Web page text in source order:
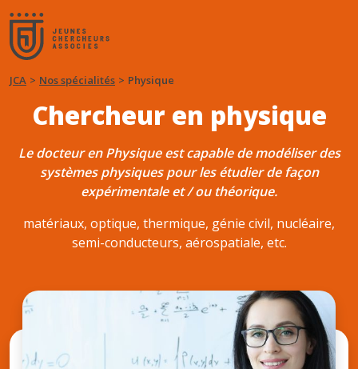
JCA Nos spécialités Physique
Chercheur en physique
Le docteur en Physique est capable de modéliser des
systèmes physiques pour les étudier de façon
expérimentale et / ou théorique.
matériaux, optique, thermique, génie civil, nucléaire,
semi-conducteurs, aérospatiale, etc.